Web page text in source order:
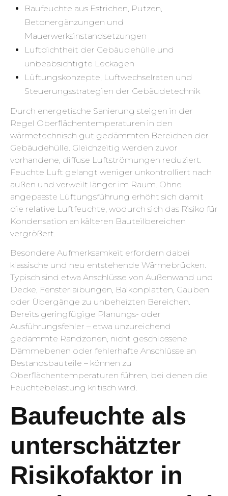
Baufeuchte aus Estrichen, Putzen,
Betonergänzungen und
Mauerwerksinstandsetzungen
Luftdichtheit der Gebäudehülle und
unbeabsichtigte Leckagen
Lüftungskonzepte, Luftwechselraten und
Steuerungsstrategien der Gebäudetechnik
Durch energetische Sanierung steigen in der
Regel Oberflächentemperaturen in den
wärmetechnisch gut gedämmten Bereichen der
Gebäudehülle. Gleichzeitig werden zuvor
vorhandene, diffuse Luftströmungen reduziert.
Feuchte Luft gelangt weniger unkontrolliert nach
außen und verweilt länger im Raum. Ohne
angepasste Lüftungsführung erhöht sich damit
die relative Luftfeuchte, wodurch sich das Risiko für
Kondensation an kälteren Bauteilbereichen
vergrößert.
Besondere Aufmerksamkeit erfordern dabei
klassische und neu entstehende Wärmebrücken.
Typisch sind etwa Anschlüsse von Außenwand und
Decke, Fensterlaibungen, Balkonplatten, Gauben
oder Übergänge zu unbeheizten Bereichen.
Bereits geringfügige Planungs- oder
Ausführungsfehler – etwa unzureichend
gedämmte Randzonen, nicht geschlossene
Dämmebenen oder fehlerhafte Anschlüsse an
Bestandsbauteile – können zu
Oberflächentemperaturen führen, bei denen die
Feuchtebelastung kritisch wird.
Baufeuchte als
unterschätzter
Risikofaktor in